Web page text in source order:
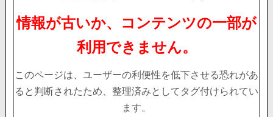
情報が古いか、コンテンツの一部が
利用できません。
このページは、ユーザーの利便性を低下させる恐れがあ
ると判断されたため、整理済みとしてタグ付けられてい
ます。